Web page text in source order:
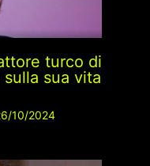
turco di
sulla sua vita
10/2024